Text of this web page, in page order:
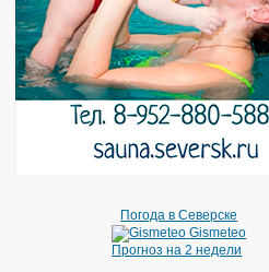
Погода в Северске
Gismeteo
Прогноз на 2 недели